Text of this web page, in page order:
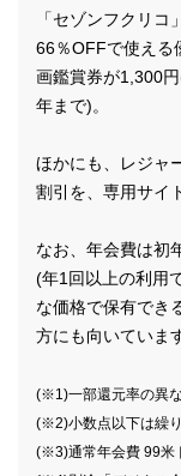
「セゾンフクリ
66％OFFで使える
画鑑賞券が1,300
年まで)。
ほかにも、レジャ
割引を、専用サイ
なお、年会費は初
(年1回以上の利用
な価格で保有でき
方にも向いていま
(※1)一部還元率の異
(※2)小数点以下は繰り
(※3)通常年会費 99米